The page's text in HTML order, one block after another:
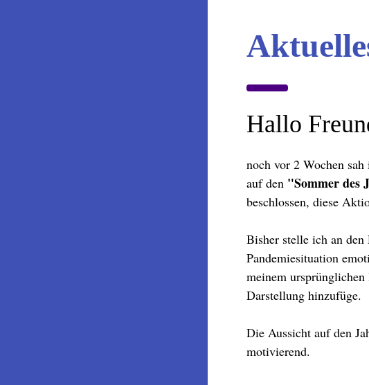
Hallo
noch vor 2 Wochen
auf den "Sommer des
beschlossen, diese
Bisher stelle ich an
Pandemiesituation
meinem
Darstellung hinzufüge.
Die Aussicht auf den
motivierend.